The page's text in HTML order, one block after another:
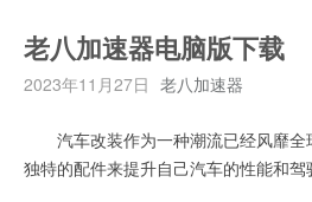
老八加速器电脑版下载
2023年11月27日 老八加速器
汽车改装作为一种潮流已经风靡全
独特的配件来提升自己汽车的性能和驾